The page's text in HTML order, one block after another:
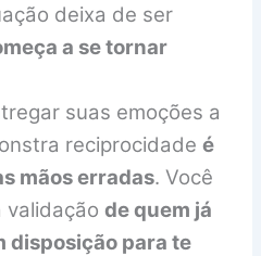
deixa de ser
a se tornar
suas emoções a
reciprocidadeé
mãos erradas. Você
validaçãode quem já
disposição para te